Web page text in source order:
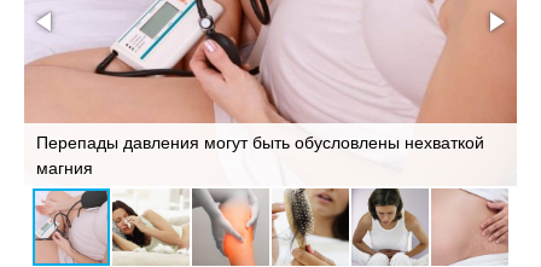
Перепады давления могут быть обусловлены нехваткой
магния